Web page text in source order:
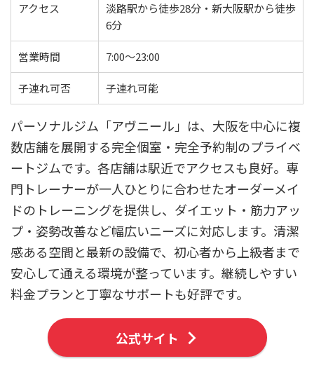
アクセス
淡路駅から徒歩28分・新大阪駅から徒歩
6分
営業時間 7:00～23:00
子連れ可否 子連れ可能
パーソナルジム「アヴニール」は、大阪を中心に複
数店舗を展開する完全個室・完全予約制のプライベ
ートジムです。各店舗は駅近でアクセスも良好。専
門トレーナーが一人ひとりに合わせたオーダーメイ
ドのトレーニングを提供し、ダイエット・筋力アッ
プ・姿勢改善など幅広いニーズに対応します。清潔
感ある空間と最新の設備で、初心者から上級者まで
安心して通える環境が整っています。継続しやすい
料金プランと丁寧なサポートも好評です。
公式サイト